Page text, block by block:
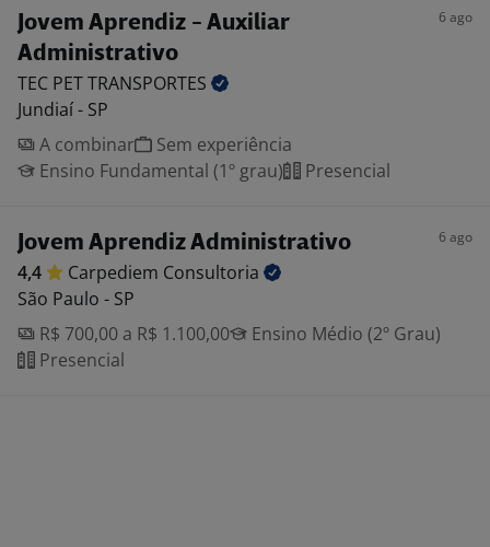
Jovem Aprendiz - Auxiliar
Administrativo
6 ago
TEC PETTRANSPORTES
Jundiaí - SP
A combinar
Sem experiência
Ensino Fundamental (1º grau)
Presencial
Jovem Aprendiz Administrativo 6 ago
4,4 Carpediem Consultoria
São Paulo - SP
R$ 700,00 a R$ 1.100,00
Ensino Médio (2º Grau)
Presencial